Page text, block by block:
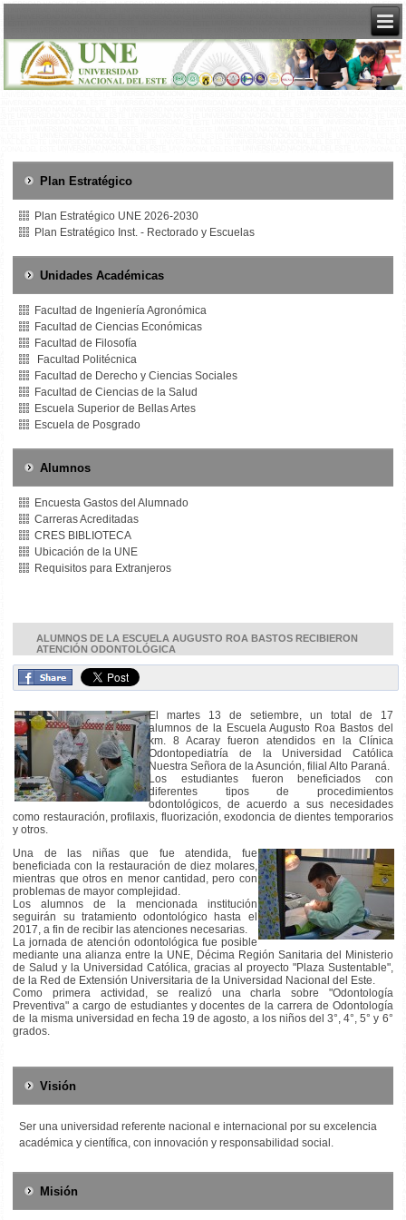
Plan Estratégico
Plan Estratégico UNE 2026-2030
Plan Estratégico Inst. - Rectorado y Escuelas
Unidades Académicas
Facultad de Ingeniería Agronómica
Facultad de Ciencias Económicas
Facultad de Filosofía
Facultad Politécnica
Facultad de Derecho y Ciencias Sociales
Facultad de Ciencias de la Salud
Escuela Superior de Bellas Artes
Escuela de Posgrado
Alumnos
Encuesta Gastos del Alumnado
Carreras Acreditadas
CRES BIBLIOTECA
Ubicación de la UNE
Requisitos para Extranjeros
ALUMNOS DE LA ESCUELA AUGUSTO ROA BASTOS RECIBIERON
ATENCIÓN ODONTOLÓGICA
El martes 13 de setiembre, un total de 17
alumnos de la Escuela Augusto Roa Bastos del
km. 8 Acaray fueron atendidos en la Clínica
Odontopediatría de la Universidad Católica
Nuestra Señora de la Asunción, filial Alto Paraná.
Los estudiantes fueron beneficiados con
diferentes tipos de procedimientos
odontológicos, de acuerdo a sus necesidades
como restauración, profilaxis, fluorización, exodoncia de dientes temporarios
y otros.
Una de las niñas que fue atendida, fue
beneficiada con la restauración de diez molares,
mientras que otros en menor cantidad, pero con
problemas de mayor complejidad.
Los alumnos de la mencionada institución
seguirán su tratamiento odontológico hasta el
2017, a fin de recibir las atenciones necesarias.
La jornada de atención odontológica fue posible
mediante una alianza entre la UNE, Décima Región Sanitaria del Ministerio
de Salud y la Universidad Católica, gracias al proyecto "Plaza Sustentable",
de la Red de Extensión Universitaria de la Universidad Nacional del Este.
Como primera actividad, se realizó una charla sobre "Odontología
Preventiva" a cargo de estudiantes y docentes de la carrera de Odontología
de la misma universidad en fecha 19 de agosto, a los niños del 3°, 4°, 5° y 6°
grados.
Visión
Ser una universidad referente nacional e internacional por su excelencia
académica y científica, con innovación y responsabilidad social.
Misión